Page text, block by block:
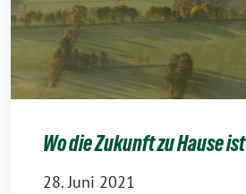
Wo die Zukunft zu Hause ist
28. Juni 2021